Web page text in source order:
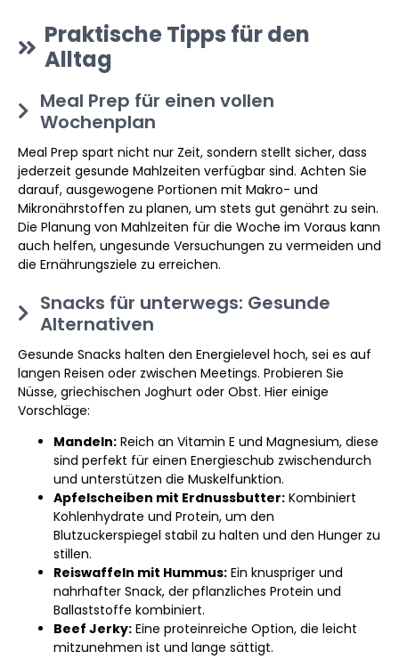
Praktische Tipps für den
Alltag
Meal Prep für einen vollen
Wochenplan
Meal Prep spart nicht nur Zeit, sondern stellt sicher, dass
jederzeit gesunde Mahlzeiten verfügbar sind. Achten Sie
darauf, ausgewogene Portionen mit Makro- und
Mikronährstoffen zu planen, um stets gut genährt zu sein.
Die Planung von Mahlzeiten für die Woche im Voraus kann
auch helfen, ungesunde Versuchungen zu vermeiden und
die Ernährungsziele zu erreichen.
Snacks für unterwegs: Gesunde
Alternativen
Gesunde Snacks halten den Energielevel hoch, sei es auf
langen Reisen oder zwischen Meetings. Probieren Sie
Nüsse, griechischen Joghurt oder Obst. Hier einige
Vorschläge:
Mandeln: Reich an Vitamin E und Magnesium, diese
sind perfekt für einen Energieschub zwischendurch
und unterstützen die Muskelfunktion.
Apfelscheiben mit Erdnussbutter: Kombiniert
Kohlenhydrate und Protein, um den
Blutzuckerspiegel stabil zu halten und den Hunger zu
stillen.
Reiswaffeln mit Hummus: Ein knuspriger und
nahrhafter Snack, der pflanzliches Protein und
Ballaststoffe kombiniert.
Beef Jerky: Eine proteinreiche Option, die leicht
mitzunehmen ist und lange sättigt.